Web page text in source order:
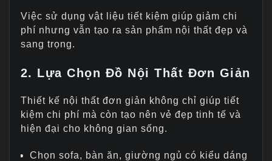
Việc sử dụng vật liệu tiết kiệm giúp giảm chi
phí nhưng vẫn tạo ra sản phẩm nội thất đẹp và
sang trọng.
2. Lựa Chọn Đồ Nội Thất Đơn Giản
Thiết kế nội thất đơn giản không chỉ giúp tiết
kiệm chi phí mà còn tạo nên vẻ đẹp tinh tế và
hiện đại cho không gian sống.
Chọn sofa, bàn ăn, giường ngủ có kiểu dáng